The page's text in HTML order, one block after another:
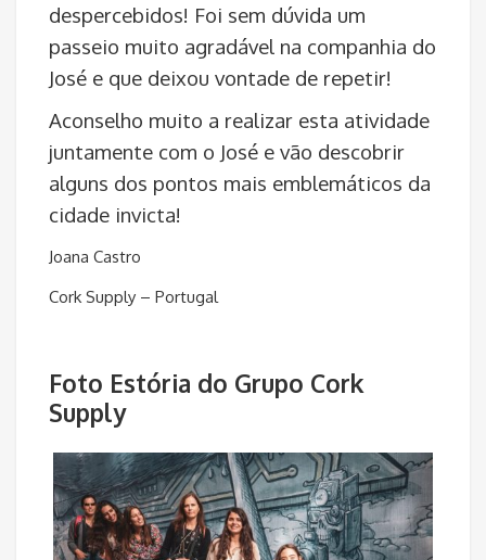
despercebidos! Foi sem dúvida um
passeio muito agradável na companhia do
José e que deixou vontade de repetir!
Aconselho muito a realizar esta atividade
juntamente com o José e vão descobrir
alguns dos pontos mais emblemáticos da
cidade invicta!
Joana Castro
Cork Supply – Portugal
Foto Estória do Grupo Cork
Supply